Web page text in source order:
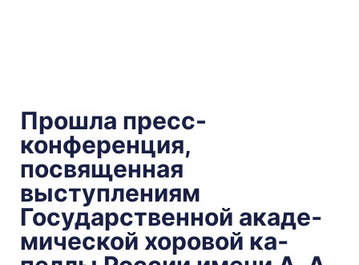
Прошла пресс-
конференция,
посвященная
выступлениям
Государственной акаде­
мической хоровой ка­